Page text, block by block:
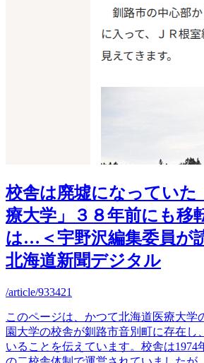
校舎は廃墟になってい
療大学」３８年前にも
は…＜宇野沢編集委員が
北海道新聞デジタル
/article/933421
このページは、かつて北海道医療大学
園大学の校舎が釧路市音別町に存在し
いることを伝えています。校舎は1974